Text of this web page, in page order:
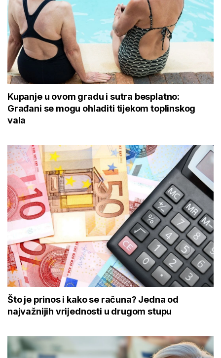
Kupanje u ovom gradu i sutra besplatno:
Građani se mogu ohladiti tijekom toplinskog
vala
Što je prinos i kako se računa? Jedna od
najvažnijih vrijednosti u drugom stupu